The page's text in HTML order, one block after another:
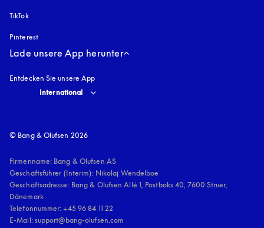
TikTok
Pinterest
Lade unsere App herunter
Entdecken Sie unsere App
Select country and language
International
© Bang & Olufsen 2026
Firmenname: Bang & Olufsen AS
Geschäftsführer (Interim): Nikolaj Wendelboe
Geschäftsadresse: Bang & Olufsen Allé 1, Postboks 40, 7600 Struer,
Dänemark
Telefonnummer: +45 96 84 11 22
E-Mail: support@bang-olufsen.com